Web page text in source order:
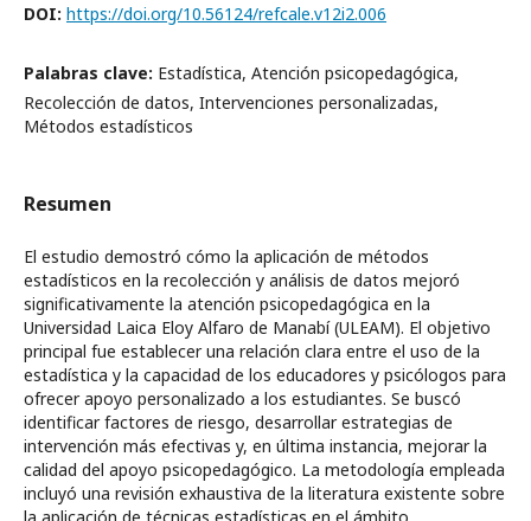
DOI: https://doi.org/10.56124/refcale.v12i2.006
Palabras clave: Estadística, Atención psicopedagógica,
Recolección de datos, Intervenciones personalizadas,
Métodos estadísticos
Resumen
El estudio demostró cómo la aplicación de métodos
estadísticos en la recolección y análisis de datos mejoró
significativamente la atención psicopedagógica en la
Universidad Laica Eloy Alfaro de Manabí (ULEAM). El objetivo
principal fue establecer una relación clara entre el uso de la
estadística y la capacidad de los educadores y psicólogos para
ofrecer apoyo personalizado a los estudiantes. Se buscó
identificar factores de riesgo, desarrollar estrategias de
intervención más efectivas y, en última instancia, mejorar la
calidad del apoyo psicopedagógico. La metodología empleada
incluyó una revisión exhaustiva de la literatura existente sobre